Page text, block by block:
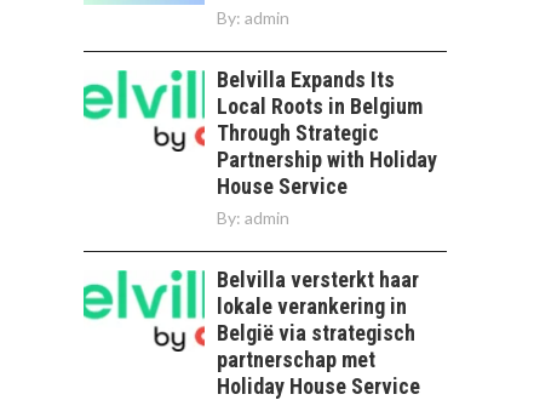
By: admin
Belvilla Expands Its
Local Roots in Belgium
Through Strategic
Partnership with Holiday
House Service
By: admin
Belvilla versterkt haar
lokale verankering in
België via strategisch
partnerschap met
Holiday House Service